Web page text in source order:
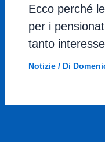
Ecco perché
per i
tanto interesse
Notizie/ Di